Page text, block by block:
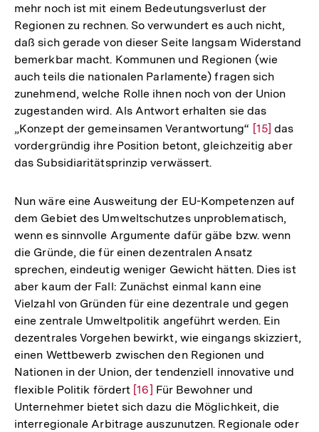
mehr noch ist mit einem Bedeutungsverlust der
Regionen zu rechnen. So verwundert es auch nicht,
daß sich gerade von dieser Seite langsam Widerstand
bemerkbar macht. Kommunen und Regionen (wie
auch teils die nationalen Parlamente) fragen sich
zunehmend, welche Rolle ihnen noch von der Union
zugestanden wird. Als Antwort erhalten sie das
„Konzept der gemeinsamen Verantwortung“ Zur
Auflösung
[15] das
vordergründig ihre Position betont, gleichzeitig aber
das Subsidiaritätsprinzip verwässert.
Nun wäre eine Ausweitung der EU-Kompetenzen auf
dem Gebiet des Umweltschutzes unproblematisch,
wenn es sinnvolle Argumente dafür gäbe bzw. wenn
die Gründe, die für einen dezentralen Ansatz
sprechen, eindeutig weniger Gewicht hätten. Dies ist
aber kaum der Fall: Zunächst einmal kann eine
Vielzahl von Gründen für eine dezentrale und gegen
eine zentrale Umweltpolitik angeführt werden. Ein
dezentrales Vorgehen bewirkt, wie eingangs skizziert,
einen Wettbewerb zwischen den Regionen und
Nationen in der Union, der tendenziell innovative und
flexible Politik fördert Zur
Auflösung
der
[16] Für Bewohner und
Unternehmer bietet sich dazu die Möglichkeit, die
interregionale Arbitrage auszunutzen. Regionale oder